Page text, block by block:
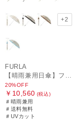
+2
FURLA
【晴雨兼用日傘】フルラ (FURLA) 切り継ぎグログラン 一級遮光99.99％ 遮熱 UV 晴雨兼用 送料無料 可愛い
20%OFF
￥10,560 (税込)
＃晴雨兼用
＃送料無料
＃UVカット